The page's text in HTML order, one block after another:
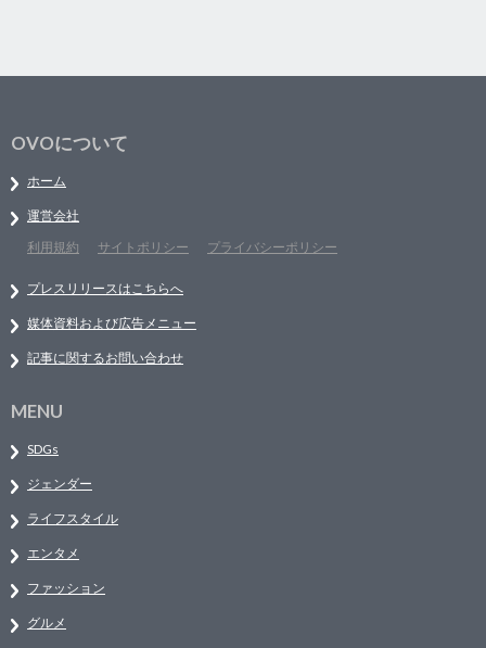
OVOについて
ホーム
運営会社
利用規約
サイトポリシー プライバシーポリシー
プレスリリースはこちらへ
媒体資料および広告メニュー
記事に関するお問い合わせ
MENU
SDGs
ジェンダー
ライフスタイル
エンタメ
ファッション
グルメ